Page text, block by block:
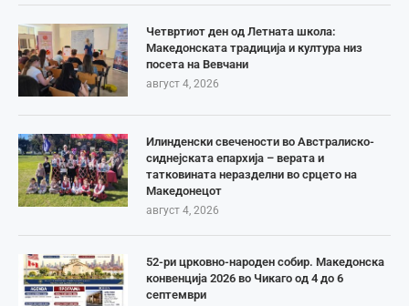
Четвртиот ден од Летната школа:
Македонската традиција и култура низ
посета на Вевчани
август 4, 2026
Илинденски свечености во Австралиско-
сиднејската епархија – верата и
татковината неразделни во срцето на
Македонецот
август 4, 2026
52-ри црковно-народен собир. Македонска
конвенција 2026 во Чикаго од 4 до 6
септември